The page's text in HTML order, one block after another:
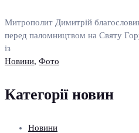
Митрополит Димитрій
перед паломництвом на Святу
із
Новини, Фото
Категорії новин
Новини